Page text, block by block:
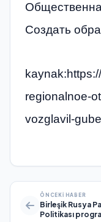
Создать
regionalnoe-
vozglavil-
ÖNCEKI HABER
Birleşik Rusya
Politikası